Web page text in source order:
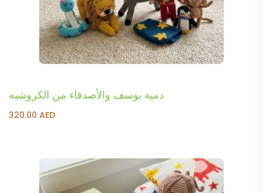
دمية يوسف والأصدقاء من الكروشيه
320.00 AED